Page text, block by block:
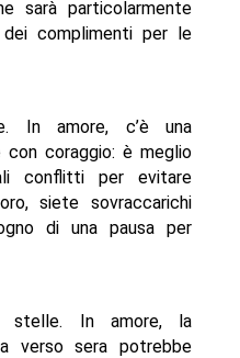
sarà particolarmente
complimenti per le
In amore, c’è una
coraggio: è meglio
conflitti per evitare
siete sovraccarichi
di una pausa per
stelle. In amore, la
verso sera potrebbe